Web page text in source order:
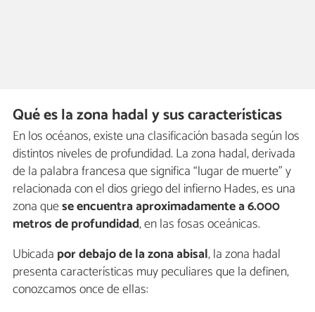
Qué es la zona hadal y sus características
En los océanos, existe una clasificación basada según los
distintos niveles de profundidad. La zona hadal, derivada
de la palabra francesa que significa “lugar de muerte” y
relacionada con el dios griego del infierno Hades, es una
zona quese encuentra aproximadamente a 6.000
metros de profundidad, en las fosas oceánicas.
Ubicada por debajo de la zona abisal, la zona hadal
presenta características muy peculiares que la definen,
conozcamos once de ellas: